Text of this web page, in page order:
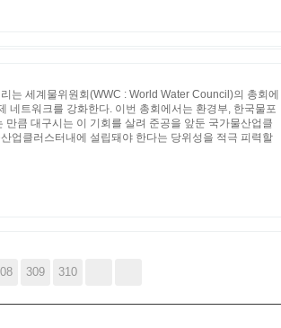
는 세계물위원회(WWC : World Water Council)의 총회에
네트워크를 강화한다. 이번 총회에서는 환경부, 한국물포
큼 대구시는 이 기회를 살려 준공을 앞둔 국가물산업클
업클러스터내에 설립돼야 한다는 당위성을 적극 피력할
309 310